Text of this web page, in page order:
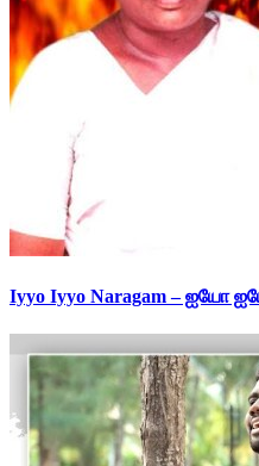
Iyyo Iyyo Naragam – ஐயோ